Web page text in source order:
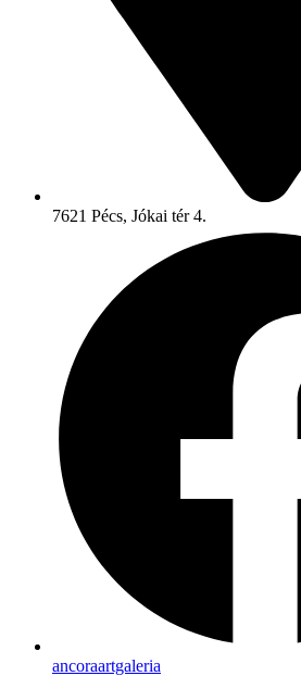
7621 Pécs, Jókai tér 4.
ancoraartgaleria